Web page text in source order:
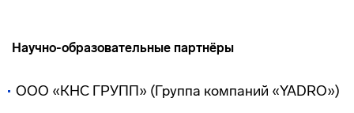
Научно-образовательные партнёры
ООО «КНС ГРУПП» (Группа компаний «YADRO»)